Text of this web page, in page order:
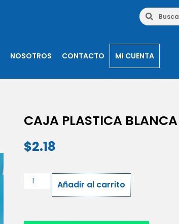
NOSOTROS CONTACTO MI CUENTA
CAJA PLASTICA BLANCA
$2.18
Añadir al carrito